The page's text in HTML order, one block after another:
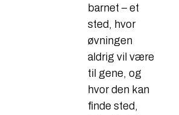
barnet – et
sted, hvor
øvningen
aldrig vil være
til gene, og
hvor den kan
finde sted,